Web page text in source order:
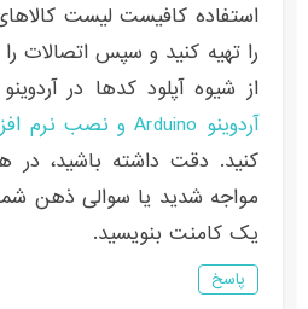
استفاده کافیست لیست
را تهیه کنید و سپس اتصالات را
از شیوه آپلود کدها در
آردوینو Arduino و نصب نرم افزار Arduino IDE
کنید. دقت داشته باشید، در
مواجه شدید یا سوالی ذهن
یک کامنت بنویسید.
پاسخ